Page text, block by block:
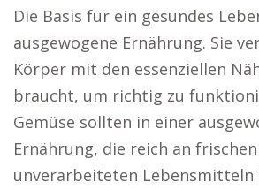
Die Basis für ein gesundes
ausgewogene Ernährung. Sie
Körper mit den essenziellen
braucht, um richtig zu
Gemüse sollten in einer
Ernährung, die reich an
unverarbeiteten Lebensmitteln